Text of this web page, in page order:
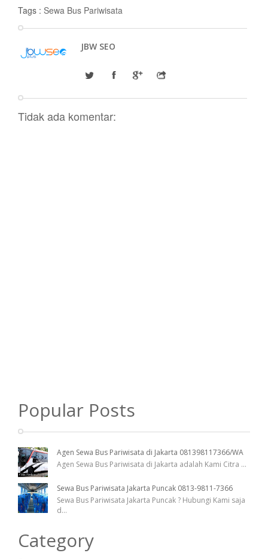
Tags : Sewa Bus Pariwisata
JBW SEO
Tidak ada komentar:
Popular Posts
Agen Sewa Bus Pariwisata di Jakarta 081398117366/WA
Agen Sewa Bus Pariwisata di Jakarta adalah Kami Citra ...
Sewa Bus Pariwisata Jakarta Puncak 0813-9811-7366
Sewa Bus Pariwisata Jakarta Puncak ? Hubungi Kami saja
d...
Category